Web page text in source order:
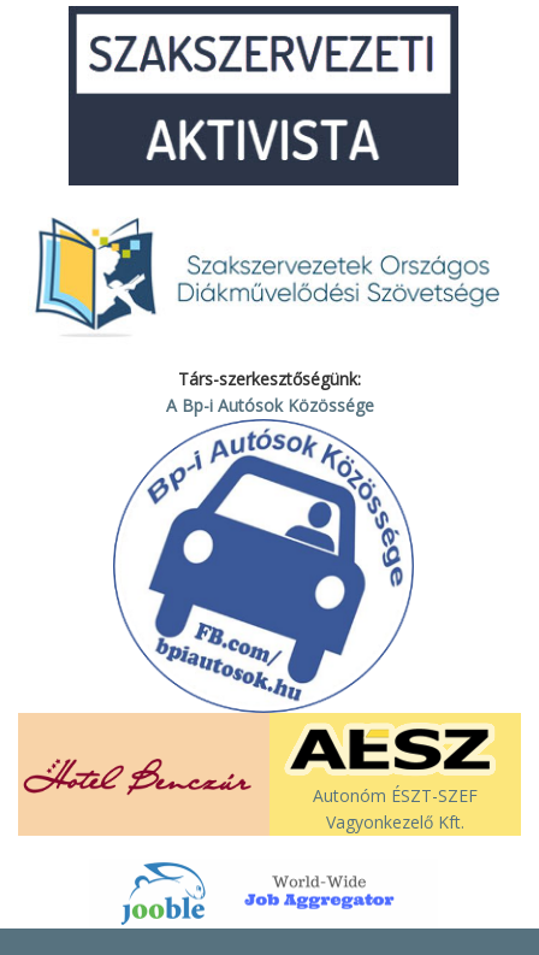
Társ-szerkesztőségünk:
A Bp-i Autósok Közössége
Autonóm ÉSZT-SZEF
Vagyonkezelő Kft.